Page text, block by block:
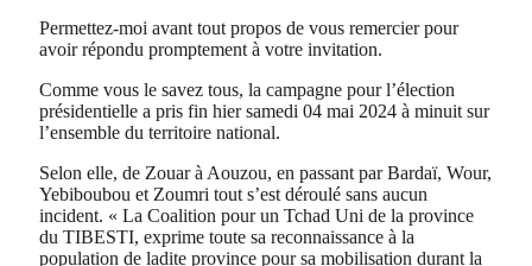
Permettez-moi avant tout propos de vous remercier pour
avoir répondu promptement à votre invitation.
Comme vous le savez tous, la campagne pour l’élection
présidentielle a pris fin hier samedi 04 mai 2024 à minuit sur
l’ensemble du territoire national.
Selon elle, de Zouar à Aouzou, en passant par Bardaï, Wour,
Yebiboubou et Zoumri tout s’est déroulé sans aucun
incident. « La Coalition pour un Tchad Uni de la province
du TIBESTI, exprime toute sa reconnaissance à la
population de ladite province pour sa mobilisation durant la